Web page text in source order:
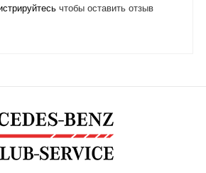
чтобы оставить отзыв